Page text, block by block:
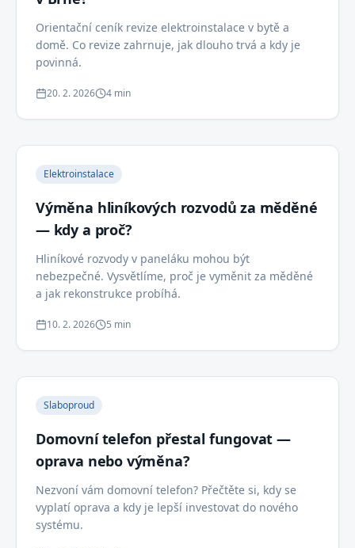
Orientační ceník revize elektroinstalace v bytě a
domě. Co revize zahrnuje, jak dlouho trvá a kdy je
povinná.
20. 2. 2026 4 min
Elektroinstalace
Výměna hliníkových rozvodů za měděné
— kdy a proč?
Hliníkové rozvody v paneláku mohou být
nebezpečné. Vysvětlíme, proč je vyměnit za měděné
a jak rekonstrukce probíhá.
10. 2. 2026 5 min
Slaboproud
Domovní telefon přestal fungovat —
oprava nebo výměna?
Nezvoní vám domovní telefon? Přečtěte si, kdy se
vyplatí oprava a kdy je lepší investovat do nového
systému.